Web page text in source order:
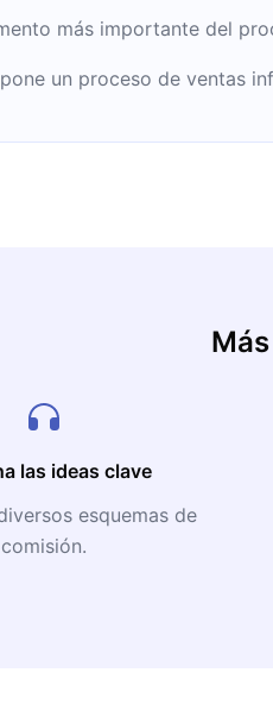
más importante del
un proceso de ventas
las ideas clave
esquemas de
comisión.